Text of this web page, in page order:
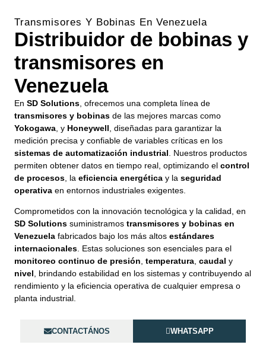
Transmisores Y Bobinas En Venezuela
Distribuidor de bobinas y
transmisores en
Venezuela
En SD Solutions , ofrecemos una completa línea de
transmisores y bobinas de las mejores marcas como
Yokogawa y Honeywell , diseñadas para garantizar la
medición precisa y confiable de variables críticas en los
sistemas de automatización industrial . Nuestros productos
permiten obtener datos en tiempo real, optimizando el control
de procesos , la eficiencia energética y la seguridad
operativa en entornos industriales exigentes.
Comprometidos con la innovación tecnológica y la calidad, en
SD Solutions suministramos transmisores y bobinas en
Venezuela fabricados bajo los más altos estándares
internacionales. Estas soluciones son esenciales para el
monitoreo continuo de presión, temperatura, caudal y
nivel, brindando estabilidad en los sistemas y contribuyendo al
rendimiento y la eficiencia operativa de cualquier empresa o
planta industrial.
CONTACTÁNOS WHATSAPP